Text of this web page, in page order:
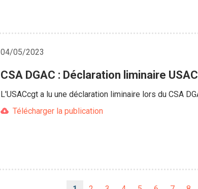
04/05/2023
CSA DGAC : Déclaration liminaire
L'USACcgt a lu une déclaration liminaire lors du CSA
Télécharger la publication